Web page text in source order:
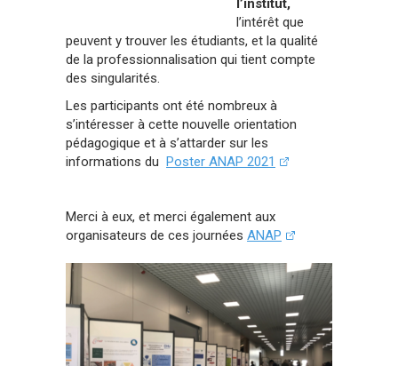
l’institut,
l’intérêt que
peuvent y trouver les étudiants, et la qualité
de la professionnalisation qui tient compte
des singularités.
Les participants ont été nombreux à
s’intéresser à cette nouvelle orientation
pédagogique et à s’attarder sur les
informations du Poster ANAP 2021
Merci à eux, et merci également aux
organisateurs de ces journées ANAP